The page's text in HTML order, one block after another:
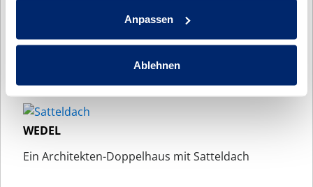
Anpassen
Ablehnen
Ein Doppelhaus mit vier Wohneinheiten und
WEDEL
Ein Architekten-Doppelhaus mit Satteldach